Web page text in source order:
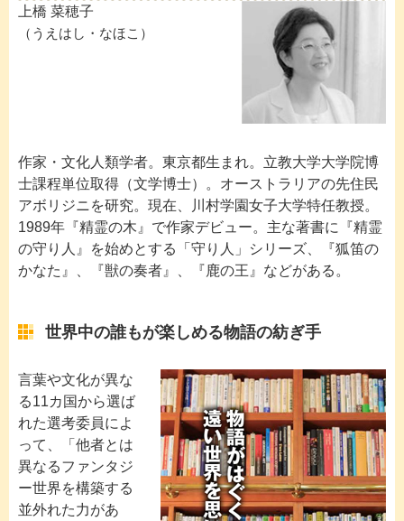
上橋 菜穂子
（うえはし・なほこ）
作家・文化人類学者。東京都生まれ。立教大学大学院博
士課程単位取得（文学博士）。オーストラリアの先住民
アボリジニを研究。現在、川村学園女子大学特任教授。
1989年『精霊の木』で作家デビュー。主な著書に『精霊
の守り人』を始めとする「守り人」シリーズ、『狐笛の
かなた』、『獣の奏者』、『鹿の王』などがある。
世界中の誰もが楽しめる物語の紡ぎ手
言葉や文化が異な
る11カ国から選ば
れた選考委員によ
って、「他者とは
異なるファンタジ
ー世界を構築する
並外れた力があ